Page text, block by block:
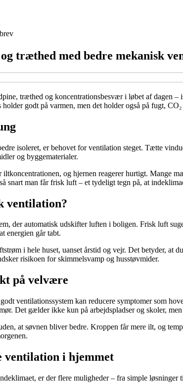
træthed med bedre mekanisk
træthed og koncentrationsbesvær i løbet af dagen
godt på varmen, men det holder også på fugt,
isoleret, er behovet for ventilation steget. Tætte
og byggematerialer.
iltkoncentrationen, og hjernen reagerer hurtigt. Mange
snart man får frisk luft – et tydeligt tegn på, at
ventilation?
der automatisk udskifter luften i boligen. Frisk luft
energien går tabt.
i hele huset, uanset årstid og vejr. Det betyder,
risikoen for skimmelsvamp og husstøvmider.
på velvære
ventilationssystem kan reducere symptomer som
Det gælder ikke kun på arbejdspladser og skoler,
at søvnen bliver bedre. Kroppen får mere ilt, og
ventilation i hjemmet
er der flere muligheder – fra simple løsninger